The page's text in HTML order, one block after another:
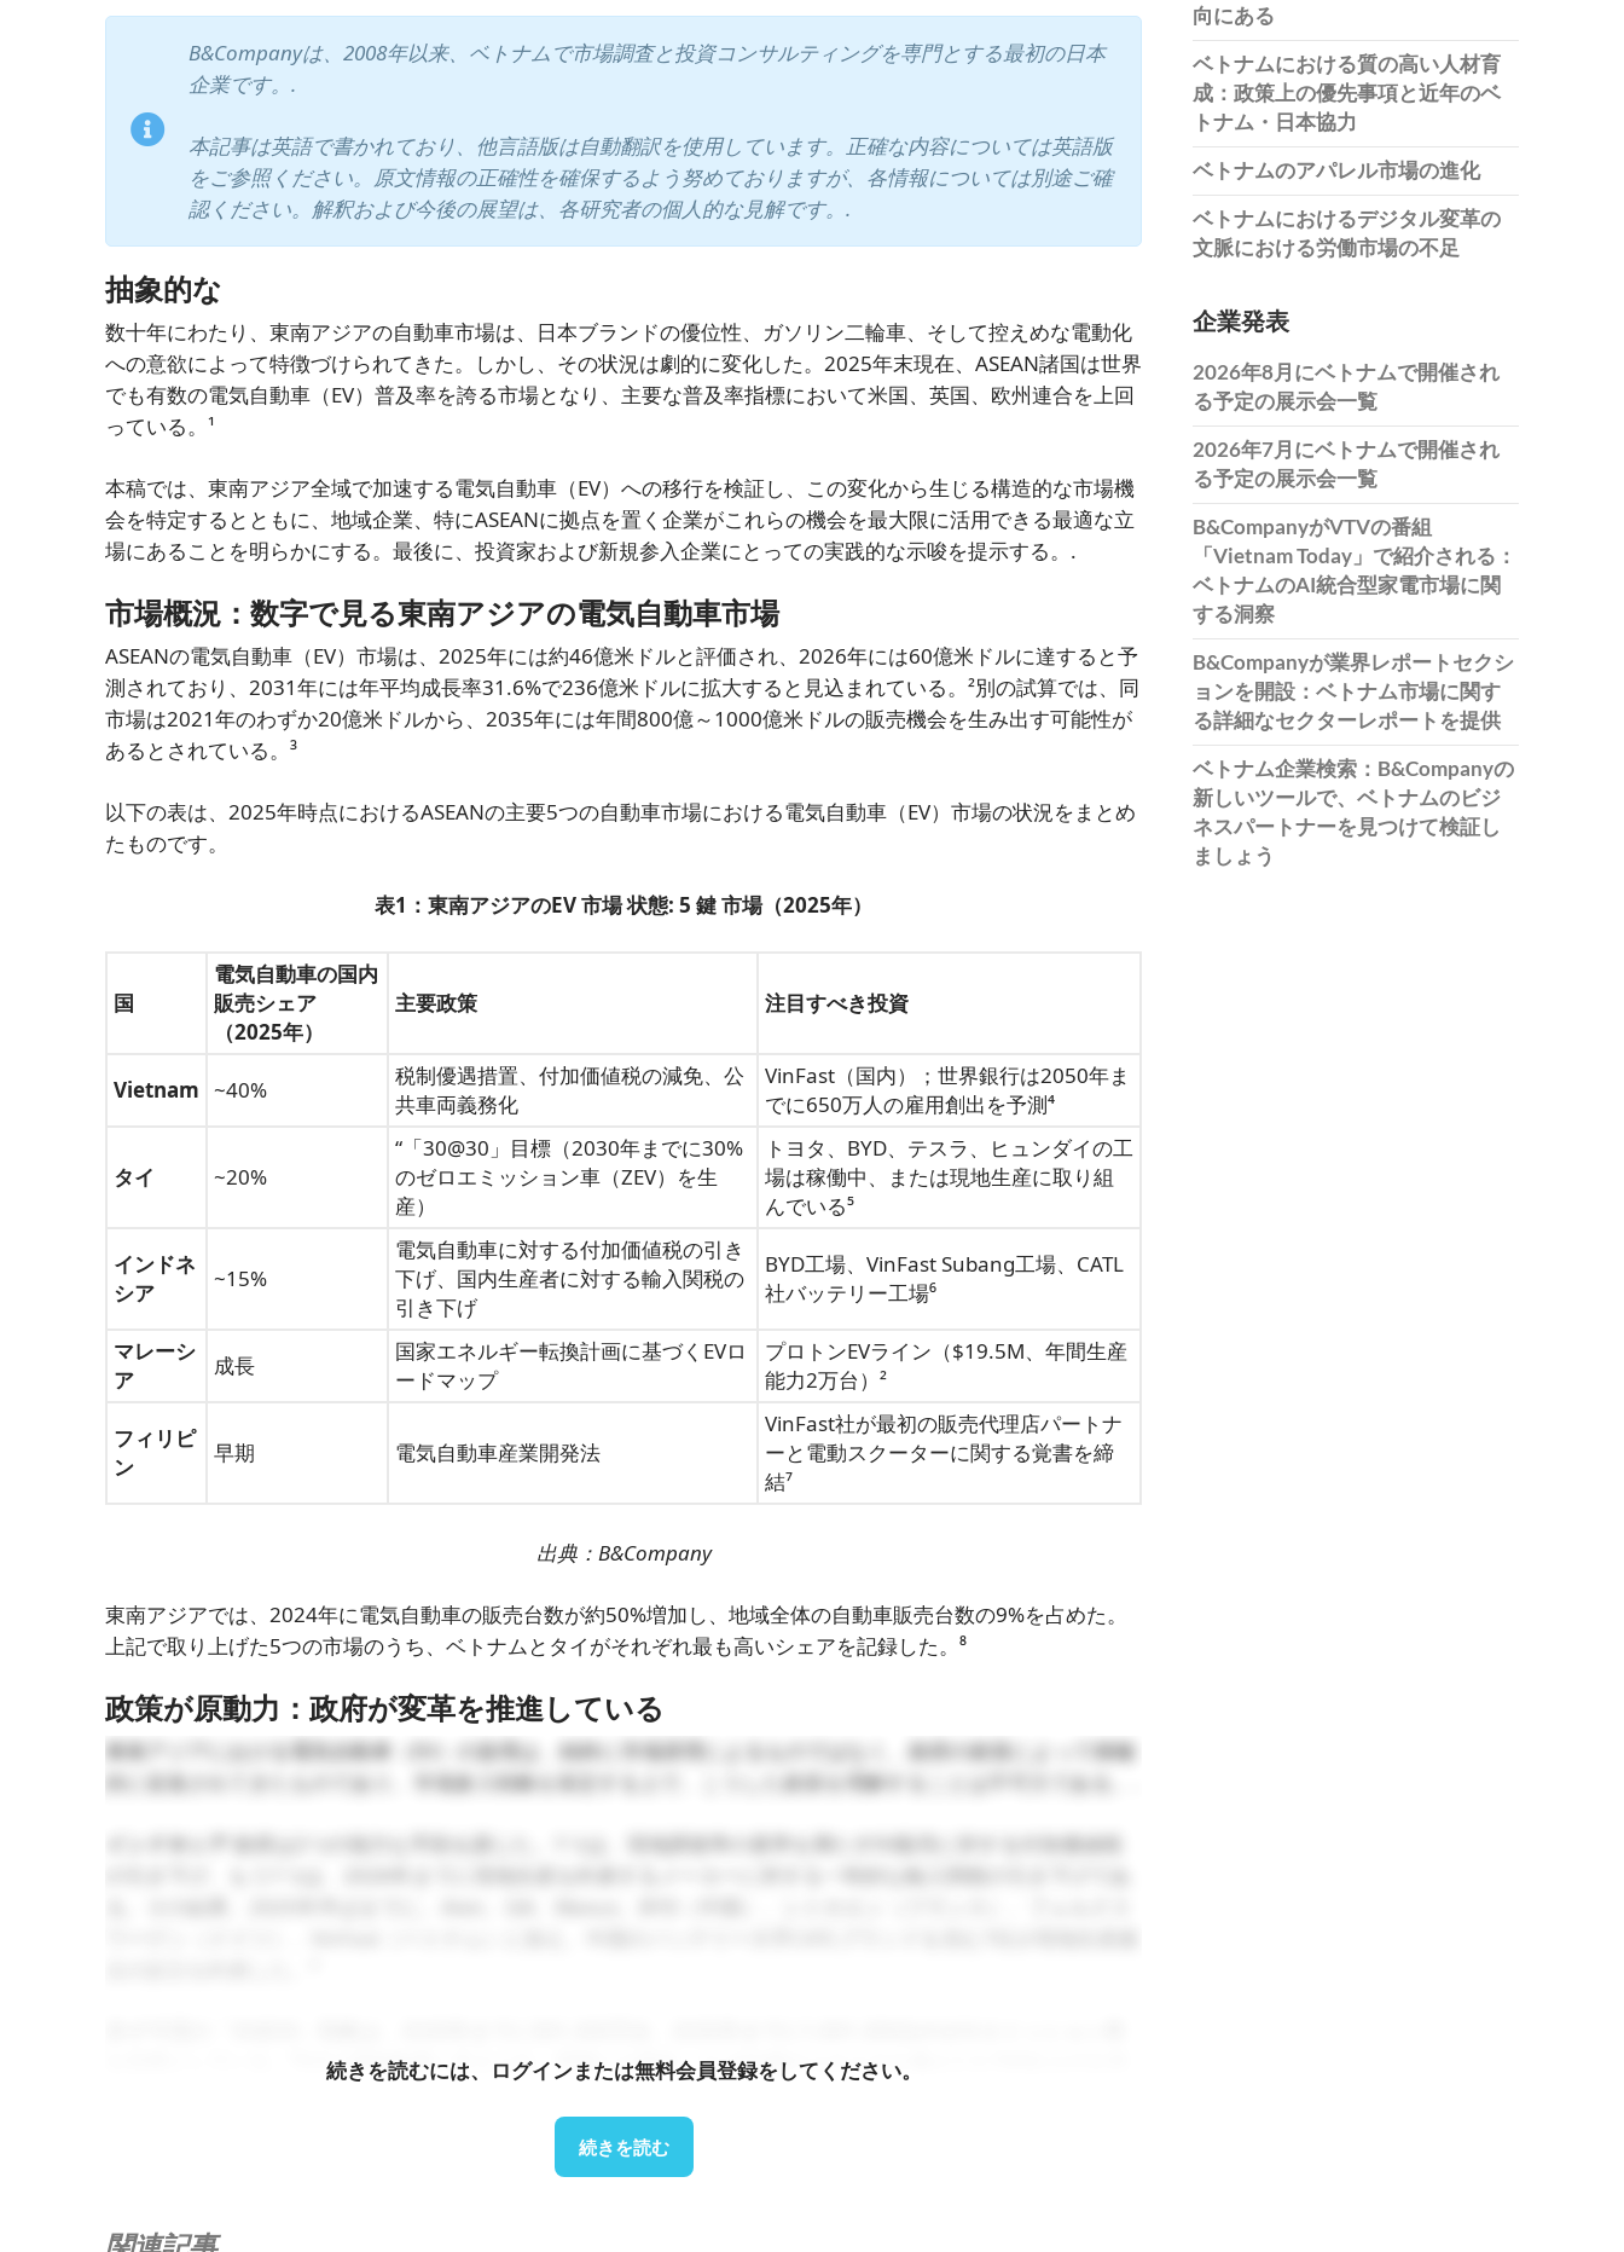
B&Companyは、2008年以来、ベトナムで市場調査と投資コンサルティングを専門とする最初の日本
企業です。.
本記事は英語で書かれており、他言語版は自動翻訳を使用しています。正確な内容については英語版
をご参照ください。原文情報の正確性を確保するよう努めておりますが、各情報については別途ご確
認ください。解釈および今後の展望は、各研究者の個人的な見解です。.
抽象的な
数十年にわたり、東南アジアの自動車市場は、日本ブランドの優位性、ガソリン二輪車、そして控えめな電動化
への意欲によって特徴づけられてきた。しかし、その状況は劇的に変化した。2025年末現在、ASEAN諸国は世界
でも有数の電気自動車（EV）普及率を誇る市場となり、主要な普及率指標において米国、英国、欧州連合を上回
っている。¹
本稿では、東南アジア全域で加速する電気自動車（EV）への移行を検証し、この変化から生じる構造的な市場機
会を特定するとともに、地域企業、特にASEANに拠点を置く企業がこれらの機会を最大限に活用できる最適な立
場にあることを明らかにする。最後に、投資家および新規参入企業にとっての実践的な示唆を提示する。.
市場概況：数字で見る東南アジアの電気自動車市場
ASEANの電気自動車（EV）市場は、2025年には約46億米ドルと評価され、2026年には60億米ドルに達すると予
測されており、2031年には年平均成長率31.6%で236億米ドルに拡大すると見込まれている。²別の試算では、同
市場は2021年のわずか20億米ドルから、2035年には年間800億～1000億米ドルの販売機会を生み出す可能性が
あるとされている。³
以下の表は、2025年時点におけるASEANの主要5つの自動車市場における電気自動車（EV）市場の状況をまとめ
たものです。
表1：東南アジアのEV市場状態: 5 鍵市場（2025年）
国
電気自動車の国内
販売シェア
（2025年）
主要政策 注目すべき投資
Vietnam ~40%
税制優遇措置、付加価値税の減免、公
共車両義務化
VinFast（国内）；世界銀行は2050年ま
でに650万人の雇用創出を予測⁴
タイ ~20%
“「30@30」目標（2030年までに30%
のゼロエミッション車（ZEV）を生
産）
トヨタ、BYD、テスラ、ヒュンダイの工
場は稼働中、または現地生産に取り組
んでいる⁵
インドネ
シア
~15%
電気自動車に対する付加価値税の引き
下げ、国内生産者に対する輸入関税の
引き下げ
BYD工場、VinFast Subang工場、CATL
社バッテリー工場⁶
マレーシ
ア
成長
国家エネルギー転換計画に基づくEVロ
ードマップ
プロトンEVライン（$19.5M、年間生産
能力2万台）²
フィリピ
ン
早期 電気自動車産業開発法
VinFast社が最初の販売代理店パートナ
ーと電動スクーターに関する覚書を締
結⁷
出典：B&Company
東南アジアでは、2024年に電気自動車の販売台数が約50%増加し、地域全体の自動車販売台数の9%を占めた。
上記で取り上げた5つの市場のうち、ベトナムとタイがそれぞれ最も高いシェアを記録した。⁸
政策が原動力：政府が変革を推進している
東南アジアにおける電気自動車（EV）の急増は、純粋に市場原理によるものではなく、政府の政策によって積極
的に促進されてきたものであり、市場参入戦略を策定する上で、こうした政策を理解することは不可欠である。.
政府は2つの強力な手段を講じた。1つは、現地調達率の基準を満たすEV販売に対する付加価値税
を目標としている。⁵EV3.5奨励制度に支えられ、同国には現在、11,600個のコネクタを備えた3,700以上の公共
税制優遇措置、登録料の引き下げ、公共交通機関の電化義務化を組み合わせることで、国内生産者とイ
続きを読むには、ログインまたは無料会員登録をしてください。
続きを読む
向にある
ベトナムにおける質の高い人材育
成：政策上の優先事項と近年のベ
トナム・日本協力
ベトナムのアパレル市場の進化
ベトナムにおけるデジタル変革の
文脈における労働市場の不足
企業発表
2026年8月にベトナムで開催され
る予定の展示会一覧
2026年7月にベトナムで開催され
る予定の展示会一覧
B&CompanyがVTVの番組
「Vietnam Today」で紹介される：
ベトナムのAI統合型家電市場に関
する洞察
B&Companyが業界レポートセクシ
ョンを開設：ベトナム市場に関す
る詳細なセクターレポートを提供
ベトナム企業検索：B&Companyの
新しいツールで、ベトナムのビジ
ネスパートナーを見つけて検証し
ましょう